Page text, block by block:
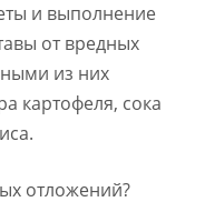
и выполнение
от вредных
из них
картофеля, сока
отложений?